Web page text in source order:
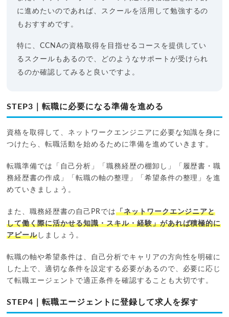
に進めたいのであれば、スクールを活用して勉強するの
もおすすめです。
特に、CCNAの資格取得を目指せるコースを提供してい
るスクールもあるので、どのようなサポートが受けられ
るのか確認してみると良いですよ。
STEP3｜転職に必要になる準備を進める
資格を取得して、ネットワークエンジニアに必要な知識を身に
つけたら、転職活動を始めるために準備を進めていきます。
転職準備では「自己分析」「職務経歴の棚卸し」「履歴書・職
務経歴書の作成」「転職の軸の整理」「希望条件の整理」を進
めていきましょう。
また、職務経歴書の自己PRでは「ネットワークエンジニアと
して働く際に活かせる知識・スキル・経験」があれば積極的に
アピール しましょう。
転職の軸や希望条件は、自己分析でキャリアの方向性を明確に
した上で、適切な条件を設定する必要があるので、必要に応じ
て転職エージェントで適正条件を確認することも大切です。
STEP4｜転職エージェントに登録して求人を探す